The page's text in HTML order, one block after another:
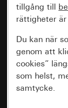
tillgång till
rättigheter
Du kan när
genom att
cookies”
som helst,
samtycke.